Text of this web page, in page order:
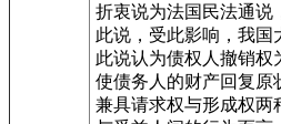
折衷说为法国民法通说
此说，受此影响，我国
此说认为债权人撤销权
使债务人的财产回复原
兼具请求权与形成权两